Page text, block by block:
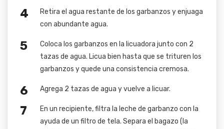
Retira el agua restante de los garbanzos y enjuaga
con abundante agua.
Coloca los garbanzos en la licuadora junto con 2
tazas de agua. Licua bien hasta que se trituren los
garbanzos y quede una consistencia cremosa.
Agrega 2 tazas de agua y vuelve a licuar.
En un recipiente, filtra la leche de garbanzo con la
ayuda de un filtro de tela. Separa el bagazo (la